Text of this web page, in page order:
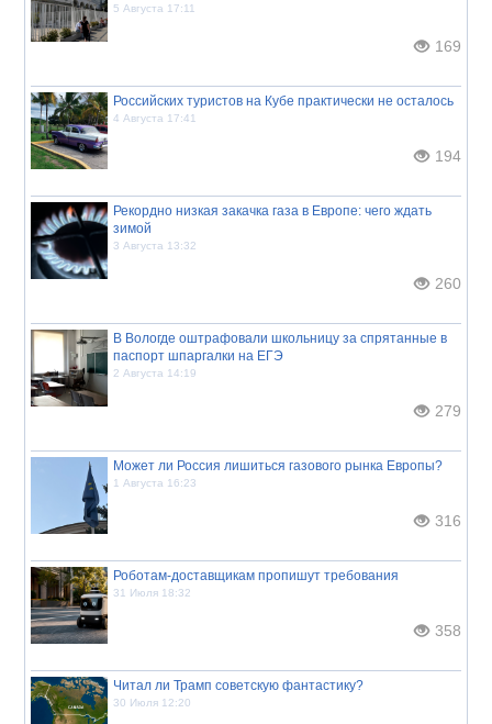
5 Августа 17:11
169
Российских туристов на Кубе практически не осталось
4 Августа 17:41
194
Рекордно низкая закачка газа в Европе: чего ждать
зимой
3 Августа 13:32
260
В Вологде оштрафовали школьницу за спрятанные в
паспорт шпаргалки на ЕГЭ
2 Августа 14:19
279
Может ли Россия лишиться газового рынка Европы?
1 Августа 16:23
316
Роботам-доставщикам пропишут требования
31 Июля 18:32
358
Читал ли Трамп советскую фантастику?
30 Июля 12:20